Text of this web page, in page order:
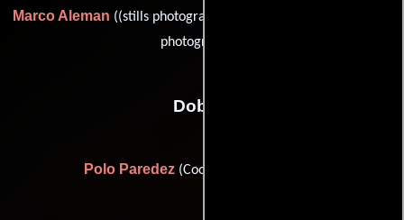
Marco Aleman ((stills photography)) y
photography))
Dobles
Polo Paredez (Coordinador de peleas)